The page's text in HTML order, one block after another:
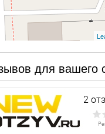
для вашего